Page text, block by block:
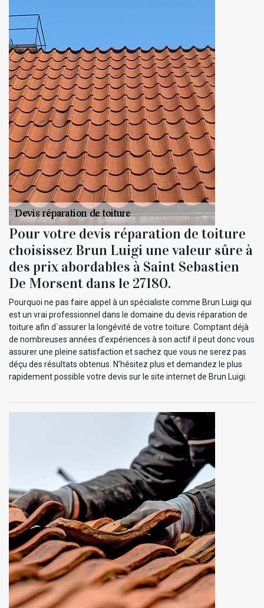
Pour votre devis réparation de toiture
choisissez Brun Luigi une valeur sûre à
des prix abordables à Saint Sebastien
De Morsent dans le 27180.
Pourquoi ne pas faire appel à un spécialiste comme Brun Luigi qui
est un vrai professionnel dans le domaine du devis réparation de
toiture afin d`assurer la longévité de votre toiture. Comptant déjà
de nombreuses années d’expériences à son actif il peut donc vous
assurer une pleine satisfaction et sachez que vous ne serez pas
déçu des résultats obtenus. N’hésitez plus et demandez le plus
rapidement possible votre devis sur le site internet de Brun Luigi.